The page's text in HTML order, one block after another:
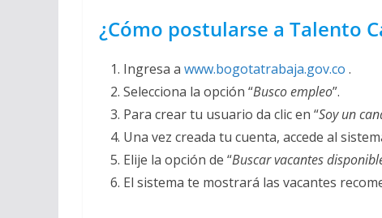
¿Cómo postularse a Talento
Ingresa a www.bogotatrabaja.gov.co .
Selecciona la opción “Busco empleo”.
Para crear tu usuario da clic en “Soy un
Una vez creada tu cuenta, accede al
Elije la opción de “Buscar vacantes
El sistema te mostrará las vacantes